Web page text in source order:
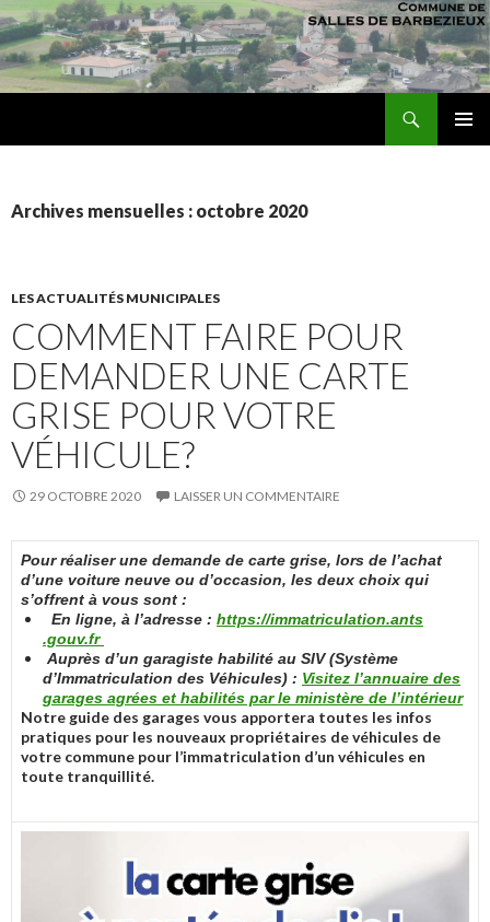
Archives mensuelles : octobre 2020
LES ACTUALITÉS MUNICIPALES
COMMENT FAIRE POUR
DEMANDER UNE CARTE
GRISE POUR VOTRE
VÉHICULE?
29 OCTOBRE 2020 LAISSER UN COMMENTAIRE
Pour réaliser une demande de carte grise, lors de l’achat
d’une voiture neuve ou d’occasion, les deux choix qui
s’offrent à vous sont :
En ligne, à l’adresse : https://immatriculation.ants
.gouv.fr
Auprès d’un garagiste habilité au SIV (Système
d’Immatriculation des Véhicules) : Visitez l’annuaire des
garages agrées et habilités par le ministère de l’intérieur
Notre guide des garages vous apportera toutes les infos
pratiques pour les nouveaux propriétaires de véhicules de
votre commune pour l’immatriculation d’un véhicules en
toute tranquillité.